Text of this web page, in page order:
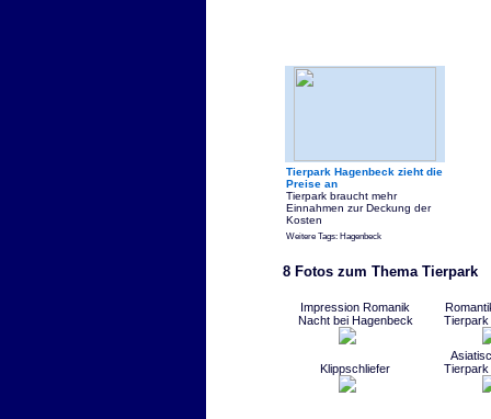
Tierpark Hagenbeck zieht die
Preise an
Tierpark braucht mehr
Einnahmen zur Deckung der
Kosten
Weitere Tags: Hagenbeck
8 Fotos zum Thema Tierpark
Impression Romanik
Nacht bei Hagenbeck
Klippschliefer